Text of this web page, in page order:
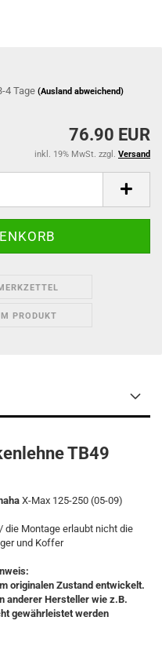
4 Tage(Ausland abweichend)
76.90 EUR
inkl. 19% MwSt. zzgl. Versand
PRODUKT
TB49
X-Max 125-250 (05-09)
die Montage erlaubt nicht die
und Koffer
originalen Zustand entwickelt.
anderer Hersteller wie z.B.
gewährleistet werden